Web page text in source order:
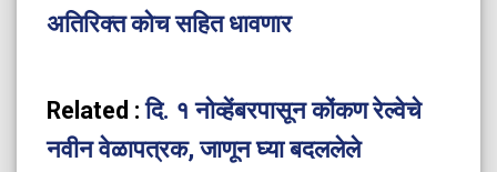
अतिरिक्त कोच सहित धावणार
Related :दि. १ नोव्हेंबरपासून कोंकण रेल्वेचे
नवीन वेळापत्रक, जाणून घ्या बदललेले